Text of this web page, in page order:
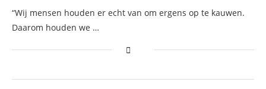
“Wij mensen houden er echt van om ergens op te kauwen.
Daarom houden we …